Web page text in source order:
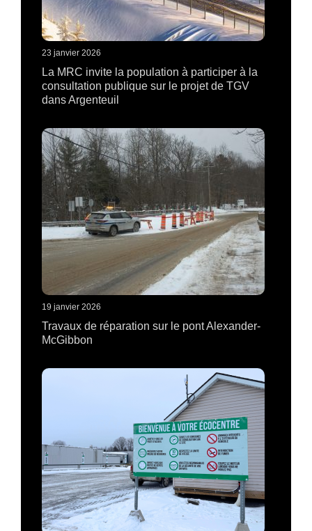
23 janvier 2026
La MRC invite la population à participer à la
consultation publique sur le projet de TGV
dans Argenteuil
19 janvier 2026
Travaux de réparation sur le pont Alexander-
McGibbon